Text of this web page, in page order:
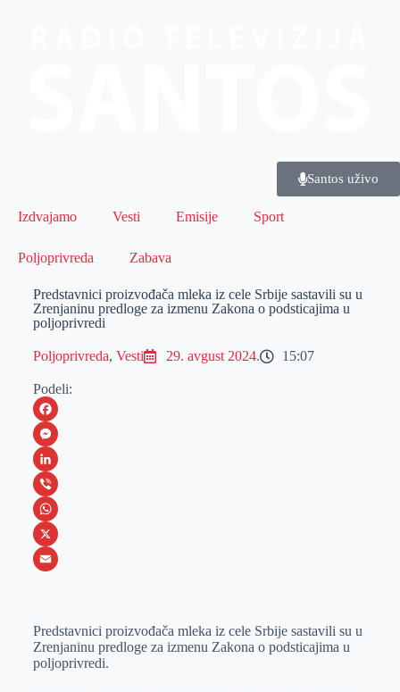
Santos uživo
Izdvajamo Vesti Emisije Sport
Poljoprivreda Zabava
Predstavnici proizvođača mleka iz cele Srbije sastavili su u
Zrenjaninu predloge za izmenu Zakona o podsticajima u
poljoprivredi
Poljoprivreda, Vesti 29. avgust 2024. 15:07
Podeli:
F
a
c
e
b
o
M
e
s
s
e
e
r
L
i
n
k
I
n
V
i
b
W
h
s
A
X
a
i
Predstavnici proizvođača mleka iz cele Srbije sastavili su u
Zrenjaninu predloge za izmenu Zakona o podsticajima u
poljoprivredi.